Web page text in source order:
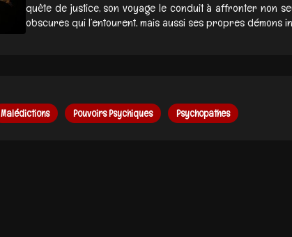
quête de justice, son voyage le conduit à affronter non
obscures qui l’entourent, mais aussi ses propres démons
Malédictions Pouvoirs Psychiques Psychopathes